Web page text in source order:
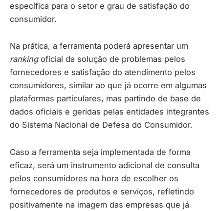
específica para o setor e grau de satisfação do
consumidor.
Na prática, a ferramenta poderá apresentar um
rankingoficial da solução de problemas pelos
fornecedores e satisfação do atendimento pelos
consumidores, similar ao que já ocorre em algumas
plataformas particulares, mas partindo de base de
dados oficiais e geridas pelas entidades integrantes
do Sistema Nacional de Defesa do Consumidor.
Caso a ferramenta seja implementada de forma
eficaz, será um instrumento adicional de consulta
pelos consumidores na hora de escolher os
fornecedores de produtos e serviços, refletindo
positivamente na imagem das empresas que já